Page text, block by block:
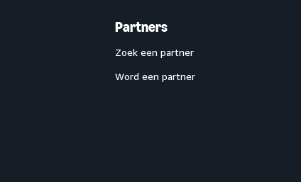
Partners
Zoek een partner
Word een partner